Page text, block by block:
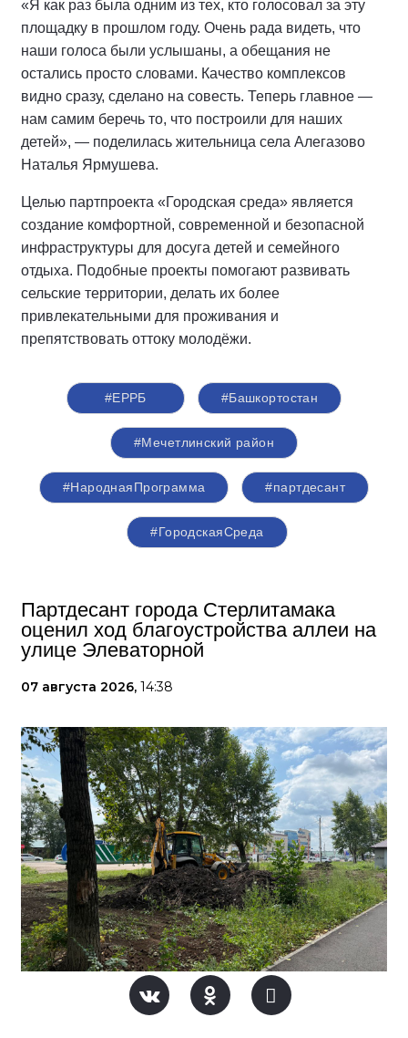
«Я как раз была одним из тех, кто голосовал за эту
площадку в прошлом году. Очень рада видеть, что
наши голоса были услышаны, а обещания не
остались просто словами. Качество комплексов
видно сразу, сделано на совесть. Теперь главное —
нам самим беречь то, что построили для наших
детей», — поделилась жительница села Алегазово
Наталья Ярмушева.
Целью партпроекта «Городская среда» является
создание комфортной, современной и безопасной
инфраструктуры для досуга детей и семейного
отдыха. Подобные проекты помогают развивать
сельские территории, делать их более
привлекательными для проживания и
препятствовать оттоку молодёжи.
#ЕРРБ #Башкортостан
#Мечетлинский район
#НароднаяПрограмма #партдесант
#ГородскаяСреда
Партдесант города Стерлитамака
оценил ход благоустройства аллеи на
улице Элеваторной
07 августа 2026, 14:38